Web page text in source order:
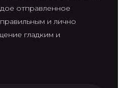
отправленное
и лично
гладким и